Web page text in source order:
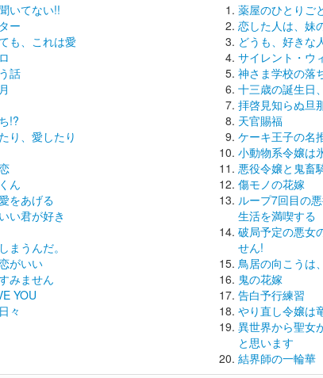
いてない!!
ー
も、これは愛
話
!?
り、愛したり
ん
をあげる
い君が好き
まうんだ。
がいい
みません
YOU
々
薬屋のひとりご
恋した人は、妹
どうも、好きな
サイレント・ウ
神さま学校の落
十三歳の誕生日
拝啓見知らぬ旦
天官賜福
ケーキ王子の名
小動物系令嬢は
悪役令嬢と鬼畜
傷モノの花嫁
ループ7回目の
生活を満喫する
破局予定の悪女
せん!
鳥居の向こうは
鬼の花嫁
告白予行練習
やり直し令嬢は
異世界から聖女
と思います
結界師の一輪華